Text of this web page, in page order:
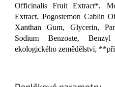
Officinalis Fruit Extract*,
Extract, Pogostemon Cablin
Xanthan Gum, Glycerin,
Sodium Benzoate,
ekologického zemědělství,